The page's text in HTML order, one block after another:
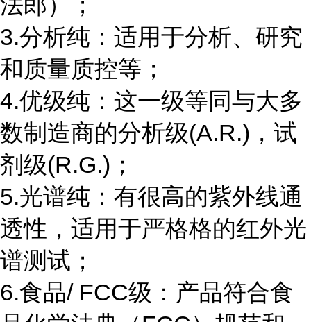
3.分析纯：适用于分析、研究
和质量质控等；
4.优级纯：这一级等同与大多
数制造商的分析级(A.R.)，试
剂级(R.G.)；
5.光谱纯：有很高的紫外线通
透性，适用于严格格的红外光
谱测试；
6.食品/ FCC级：产品符合食